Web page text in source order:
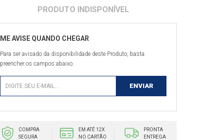
Para ser avisado da disponibilidade deste Produto, basta
preencher os campos abaixo.
COMPRA
SEGURA
EM ATÉ 12X
NO CARTÃO
PRONTA
ENTREGA